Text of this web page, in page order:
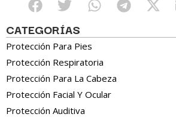
CATEGORÍAS
Protección Para Pies
Protección Respiratoria
Protección Para La Cabeza
Protección Facial Y Ocular
Protección Auditiva